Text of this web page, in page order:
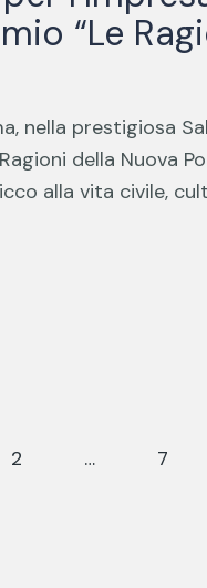
“Le
nella prestigiosa
della Nuova
alla vita civile,
2 … 7